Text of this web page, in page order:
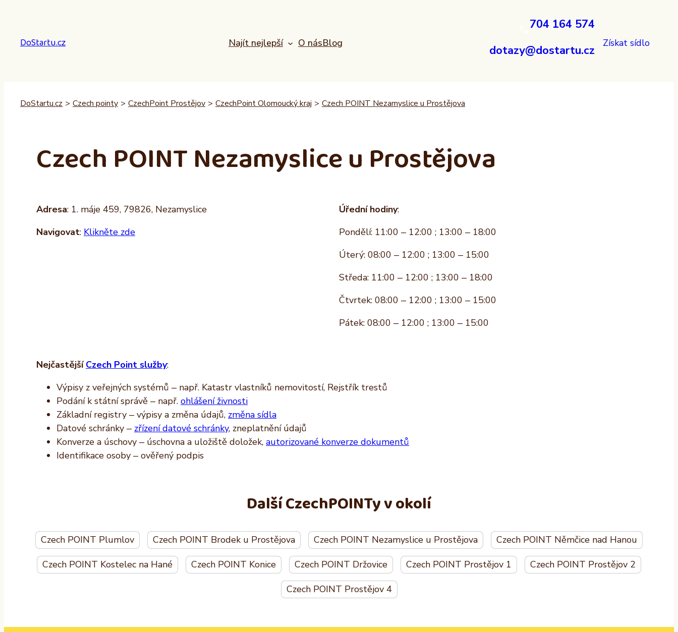
DoStartu.cz Najít nejlepší O násBlog
704 164 574
dotazy@dostartu.cz
Získat sídlo
DoStartu.cz > Czech pointy > CzechPoint Prostějov > CzechPoint Olomoucký kraj > Czech POINT Nezamyslice u Prostějova
Czech POINT Nezamyslice u Prostějova
Adresa: 1. máje 459, 79826, Nezamyslice
Navigovat: Klikněte zde
Úřední hodiny:
Pondělí: 11:00 – 12:00 ; 13:00 – 18:00
Úterý: 08:00 – 12:00 ; 13:00 – 15:00
Středa: 11:00 – 12:00 ; 13:00 – 18:00
Čtvrtek: 08:00 – 12:00 ; 13:00 – 15:00
Pátek: 08:00 – 12:00 ; 13:00 – 15:00
NejčastějšíCzech Point služby:
Výpisy z veřejných systémů – např. Katastr vlastníků nemovitostí, Rejstřík trestů
Podání k státní správě – např. ohlášení živnosti
Základní registry – výpisy a změna údajů, změna sídla
Datové schránky – zřízení datové schránky, zneplatnění údajů
Konverze a úschovy – úschovna a uložiště doložek, autorizované konverze dokumentů
Identifikace osoby – ověřený podpis
Další CzechPOINTy v okolí
Czech POINT Plumlov Czech POINT Brodek u Prostějova Czech POINT Nezamyslice u Prostějova Czech POINT Němčice nad Hanou
Czech POINT Kostelec na Hané Czech POINT Konice Czech POINT Držovice Czech POINT Prostějov 1 Czech POINT Prostějov 2
Czech POINT Prostějov 4